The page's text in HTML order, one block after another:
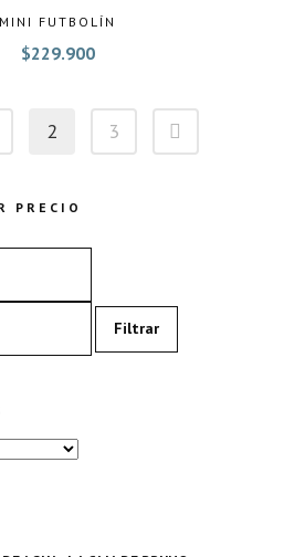
PRECIO
Filtrar
MINI FUTBOLÍN
$229.900
2 3